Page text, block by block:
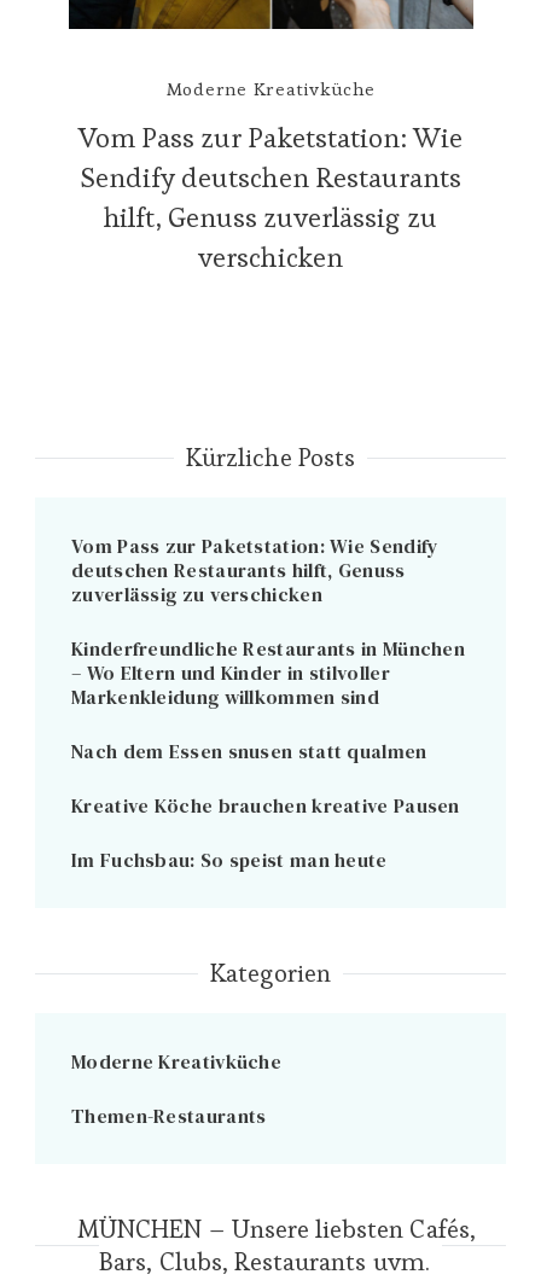
Moderne Kreativküche
Vom Pass zur Paketstation: Wie
Sendify deutschen Restaurants
hilft, Genuss zuverlässig zu
verschicken
Kürzliche Posts
Vom Pass zur Paketstation: Wie Sendify
deutschen Restaurants hilft, Genuss
zuverlässig zu verschicken
Kinderfreundliche Restaurants in München
– Wo Eltern und Kinder in stilvoller
Markenkleidung willkommen sind
Nach dem Essen snusen statt qualmen
Kreative Köche brauchen kreative Pausen
Im Fuchsbau: So speist man heute
Kategorien
Moderne Kreativküche
Themen-Restaurants
MÜNCHEN – Unsere liebsten Cafés,
Bars, Clubs, Restaurants uvm.